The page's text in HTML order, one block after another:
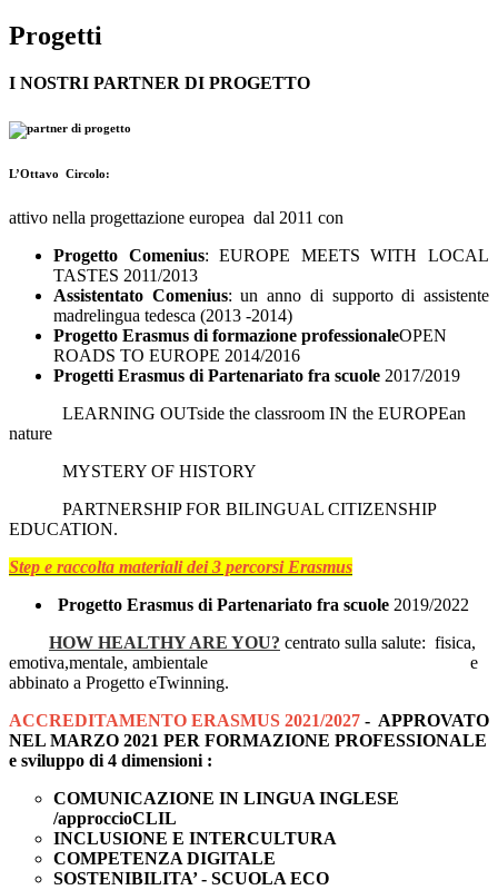
Progetti
I NOSTRI PARTNER DI PROGETTO
L’Ottavo Circolo:
attivo nella progettazione europea dal 2011 con
Progetto Comenius: EUROPE MEETS WITH LOCAL
TASTES 2011/2013
Assistentato Comenius: un anno di supporto di assistente
madrelingua tedesca (2013 -2014)
Progetto Erasmus di formazione professionaleOPEN
ROADS TO EUROPE 2014/2016
Progetti Erasmus di Partenariato fra scuole 2017/2019
LEARNING OUTside the classroom IN the EUROPEan
nature
MYSTERY OF HISTORY
PARTNERSHIP FOR BILINGUAL CITIZENSHIP
EDUCATION.
Step e raccolta materiali dei 3 percorsi Erasmus
Progetto Erasmus di Partenariato fra scuole 2019/2022
HOW HEALTHY ARE YOU? centrato sulla salute: fisica,
emotiva,mentale, ambientale e
abbinato a Progetto eTwinning.
ACCREDITAMENTO ERASMUS 2021/2027 - APPROVATO
NEL MARZO 2021 PER FORMAZIONE PROFESSIONALE
e sviluppo di 4 dimensioni :
COMUNICAZIONE IN LINGUA INGLESE
/approccioCLIL
INCLUSIONE E INTERCULTURA
COMPETENZA DIGITALE
SOSTENIBILITA’ - SCUOLA ECO